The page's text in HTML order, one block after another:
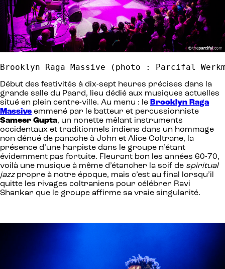
Brooklyn Raga Massive (photo : Parcifal
Début des festivités à dix-sept heures précises dans la
grande salle du Paard, lieu dédié aux musiques actuelles
situé en plein centre-ville. Au menu : le Brooklyn Raga
Massive emmené par le batteur et percussionniste
Sameer Gupta, un nonette mêlant instruments
occidentaux et traditionnels indiens dans un hommage
non dénué de panache à John et Alice Coltrane, la
présence d’une harpiste dans le groupe n’étant
évidemment pas fortuite. Fleurant bon les années 60-70,
voilà une musique à même d’étancher la soif de spiritual
jazzpropre à notre époque, mais c’est au final lorsqu’il
quitte les rivages coltraniens pour célébrer Ravi
Shankar que le groupe affirme sa vraie singularité.